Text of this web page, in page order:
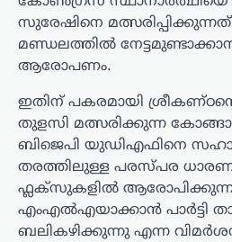
സുരേഷിനെ
മണ്ഡലത്തിൽ
ആരോപണം.
ഇതിന് പകരമായി
തുളസി മത്സരിക്കുന്ന
ബിജെപി യുഡിഎഫിനെ
തരത്തിലുള്ള പരസ്പര
ഫ്ലക്സുകളിൽ ആരോപിക്കുന്നു.
എംഎൽഎയാക്കാൻ പാർട്ടി
ബലികഴിക്കുന്നു എന്ന